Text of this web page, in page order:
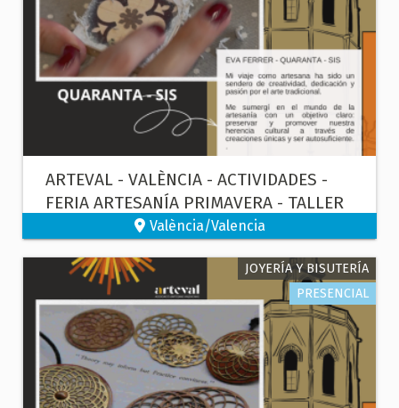
ARTEVAL - VALÈNCIA - ACTIVIDADES -
FERIA ARTESANÍA PRIMAVERA - TALLER
DE FOTO TRANSFERValència/Valencia
JOYERÍA Y BISUTERÍA
PRESENCIAL